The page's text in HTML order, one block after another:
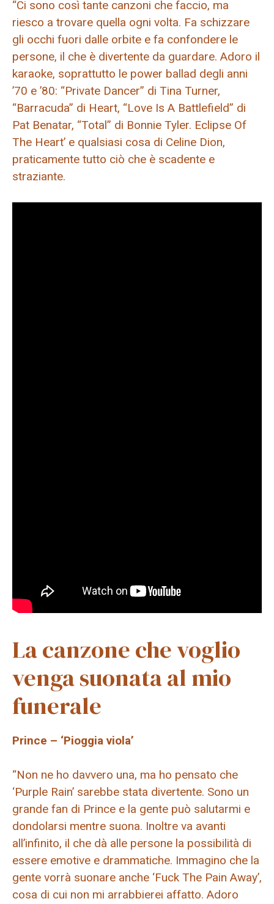
“Ci sono così tante canzoni che faccio, ma
riesco a trovare quella ogni volta. Fa schizzare
gli occhi fuori dalle orbite e fa confondere le
persone, il che è divertente da guardare. Adoro il
karaoke, soprattutto le power ballad degli anni
’70 e ’80: “Private Dancer” di Tina Turner,
“Barracuda” di Heart, “Love Is A Battlefield” di
Pat Benatar, “Total” di Bonnie Tyler. Eclipse Of
The Heart’ e qualsiasi cosa di Celine Dion,
praticamente tutto ciò che è scadente e
straziante.
La canzone che voglio
venga suonata al mio
funerale
Prince – ‘Pioggia viola’
“Non ne ho davvero una, ma ho pensato che
‘Purple Rain’ sarebbe stata divertente. Sono un
grande fan di Prince e la gente può salutarmi e
dondolarsi mentre suona. Inoltre va avanti
all’infinito, il che dà alle persone la possibilità di
essere emotive e drammatiche. Immagino che la
gente vorrà suonare anche ‘Fuck The Pain Away’,
cosa di cui non mi arrabbierei affatto. Adoro